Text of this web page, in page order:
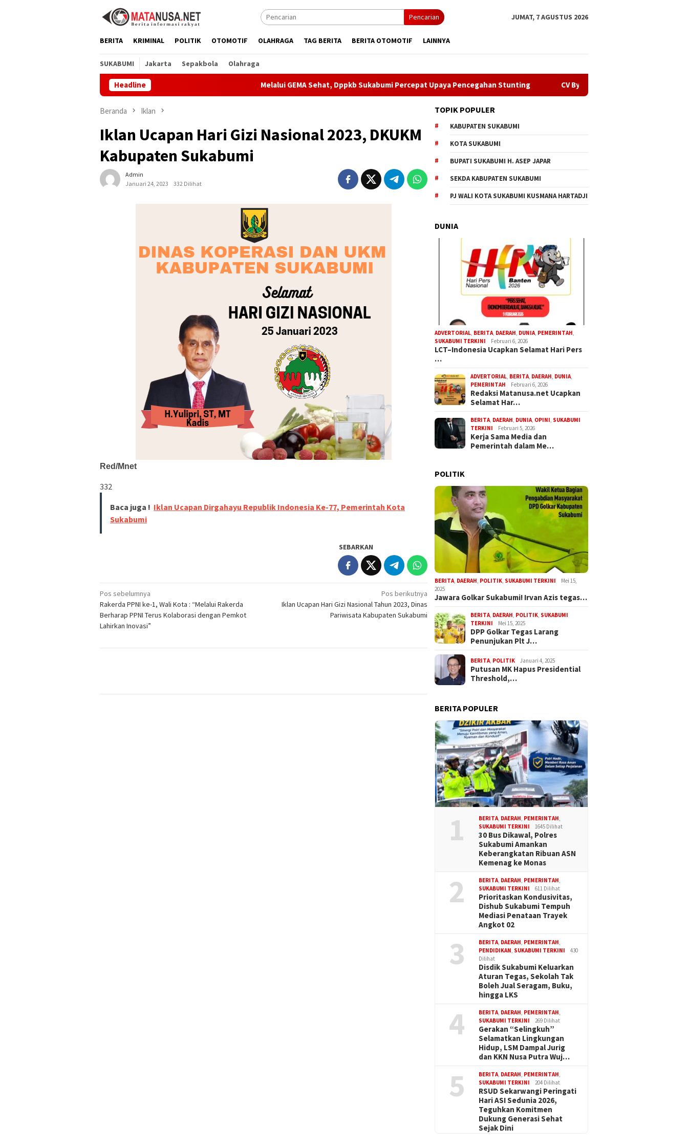
Pencarian JUMAT, 7 AGUSTUS 2026
BERITA KRIMINAL POLITIK OTOMOTIF OLAHRAGA TAG BERITA BERITA OTOMOTIF LAINNYA
SUKABUMI Jakarta Sepakbola Olahraga
Headline Melalui GEMA Sehat, Dppkb Sukabumi Percepat Upaya Pencegahan Stunting CV Byankarya Pastikan Perbaikan Jalan
Beranda Iklan
Iklan Ucapan Hari Gizi Nasional 2023, DKUKM
Kabupaten Sukabumi
Admin
Januari 24, 2023
332 Dilihat
Red/Mnet
332
Baca juga ! Iklan Ucapan Dirgahayu Republik Indonesia Ke-77, Pemerintah Kota
Sukabumi
SEBARKAN
Navigasi
pos
Pos sebelumnya
Rakerda PPNI ke-1, Wali Kota : “Melalui Rakerda
Berharap PPNI Terus Kolaborasi dengan Pemkot
Lahirkan Inovasi”
Pos berikutnya
Iklan Ucapan Hari Gizi Nasional Tahun 2023, Dinas
Pariwisata Kabupaten Sukabumi
TOPIK POPULER
KABUPATEN SUKABUMI
KOTA SUKABUMI
BUPATI SUKABUMI H. ASEP JAPAR
SEKDA KABUPATEN SUKABUMI
PJ WALI KOTA SUKABUMI KUSMANA HARTADJI
DUNIA
ADVERTORIAL BERITA DAERAH DUNIA PEMERINTAH
SUKABUMI TERKINI
Februari 6, 2026
LCT–Indonesia Ucapkan Selamat Hari Pers
…
ADVERTORIAL BERITA DAERAH DUNIA
PEMERINTAH
Februari 6, 2026
Redaksi Matanusa.net Ucapkan
Selamat Har…
BERITA DAERAH DUNIA OPINI SUKABUMI
TERKINI
Februari 5, 2026
Kerja Sama Media dan
Pemerintah dalam Me…
POLITIK
BERITA DAERAH POLITIK SUKABUMI TERKINI
Mei 15,
2025
Jawara Golkar Sukabumi! Irvan Azis tegas…
BERITA DAERAH POLITIK SUKABUMI
TERKINI
Mei 15, 2025
DPP Golkar Tegas Larang
Penunjukan Plt J…
BERITA POLITIK Januari 4, 2025
Putusan MK Hapus Presidential
Threshold,…
BERITA POPULER
1 BERITA, DAERAH, PEMERINTAH,
SUKABUMI TERKINI
1645 Dilihat
30 Bus Dikawal, Polres
Sukabumi Amankan
Keberangkatan Ribuan ASN
Kemenag ke Monas
2 BERITA, DAERAH, PEMERINTAH,
SUKABUMI TERKINI
611 Dilihat
Prioritaskan Kondusivitas,
Dishub Sukabumi Tempuh
Mediasi Penataan Trayek
Angkot 02
3 BERITA, DAERAH, PEMERINTAH,
PENDIDIKAN, SUKABUMI TERKINI
430
Dilihat
Disdik Sukabumi Keluarkan
Aturan Tegas, Sekolah Tak
Boleh Jual Seragam, Buku,
hingga LKS
4 BERITA, DAERAH, PEMERINTAH,
SUKABUMI TERKINI
269 Dilihat
Gerakan “Selingkuh”
Selamatkan Lingkungan
Hidup, LSM Dampal Jurig
dan KKN Nusa Putra Wuj…
5 BERITA, DAERAH, PEMERINTAH,
SUKABUMI TERKINI
204 Dilihat
RSUD Sekarwangi Peringati
Hari ASI Sedunia 2026,
Teguhkan Komitmen
Dukung Generasi Sehat
Sejak Dini